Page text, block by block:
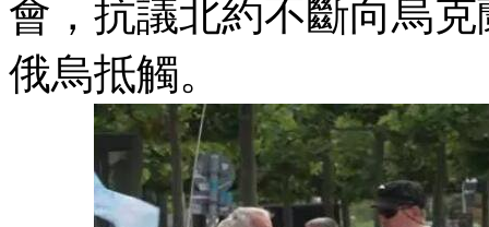
會，抗議北約不斷向烏
俄烏抵觸。